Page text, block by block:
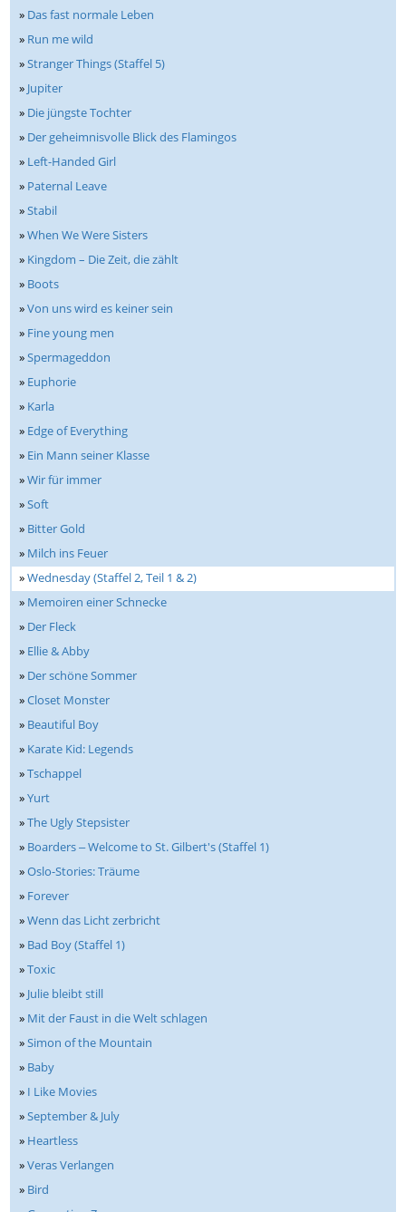
» Das fast normale Leben
» Run me wild
»Stranger Things (Staffel 5)
» Jupiter
» Die jüngste Tochter
» Der geheimnisvolle Blick des Flamingos
» Left-Handed Girl
» Paternal Leave
»Stabil
»When We Were Sisters
» Kingdom – Die Zeit, die zählt
» Boots
»Von uns wird es keiner sein
» Fine young men
»Spermageddon
» Euphorie
» Karla
» Edge of Everything
» Ein Mann seiner Klasse
»Wir für immer
»Soft
» Bitter Gold
» Milch ins Feuer
»Wednesday (Staffel 2, Teil 1 & 2)
» Memoiren einer Schnecke
» Der Fleck
» Ellie & Abby
» Der schöne Sommer
»Closet Monster
» Beautiful Boy
» Karate Kid: Legends
»Tschappel
»Yurt
»The Ugly Stepsister
» Boarders ‒ Welcome to St. Gilbert's (Staffel 1)
»Oslo-Stories: Träume
» Forever
»Wenn das Licht zerbricht
» Bad Boy (Staffel 1)
»Toxic
» Julie bleibt still
» Mit der Faust in die Welt schlagen
»Simon of the Mountain
» Baby
» I Like Movies
»September & July
» Heartless
»Veras Verlangen
» Bird